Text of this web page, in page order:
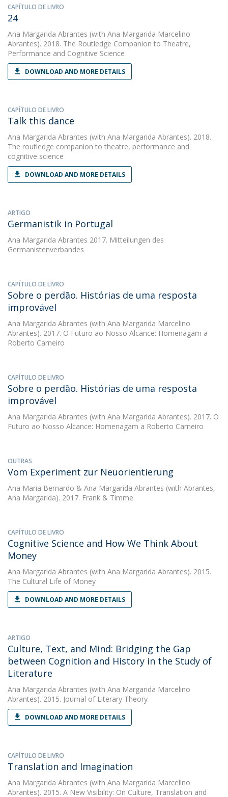
CAPÍTULO DE LIVRO
24
Ana Margarida Abrantes (with Ana Margarida Marcelino
Abrantes). 2018. The Routledge Companion to Theatre,
Performance and Cognitive Science
DOWNLOAD AND MORE DETAILS
CAPÍTULO DE LIVRO
Talk this dance
Ana Margarida Abrantes (with Ana Margarida Abrantes). 2018.
The routledge companion to theatre, performance and
cognitive science
DOWNLOAD AND MORE DETAILS
ARTIGO
Germanistik in Portugal
Ana Margarida Abrantes 2017. Mitteilungen des
Germanistenverbandes
CAPÍTULO DE LIVRO
Sobre o perdão. Histórias de uma resposta
improvável
Ana Margarida Abrantes (with Ana Margarida Marcelino
Abrantes). 2017. O Futuro ao Nosso Alcance: Homenagam a
Roberto Carneiro
CAPÍTULO DE LIVRO
Sobre o perdão. Histórias de uma resposta
improvável
Ana Margarida Abrantes (with Ana Margarida Abrantes). 2017. O
Futuro ao Nosso Alcance: Homenagam a Roberto Carneiro
OUTRAS
Vom Experiment zur Neuorientierung
Ana Maria Bernardo & Ana Margarida Abrantes (with Abrantes,
Ana Margarida). 2017. Frank & Timme
CAPÍTULO DE LIVRO
Cognitive Science and How We Think About
Money
Ana Margarida Abrantes (with Ana Margarida Abrantes). 2015.
The Cultural Life of Money
DOWNLOAD AND MORE DETAILS
ARTIGO
Culture, Text, and Mind: Bridging the Gap
between Cognition and History in the Study of
Literature
Ana Margarida Abrantes (with Ana Margarida Marcelino
Abrantes). 2015. Journal of Literary Theory
DOWNLOAD AND MORE DETAILS
CAPÍTULO DE LIVRO
Translation and Imagination
Ana Margarida Abrantes (with Ana Margarida Marcelino
Abrantes). 2015. A New Visibility: On Culture, Translation and